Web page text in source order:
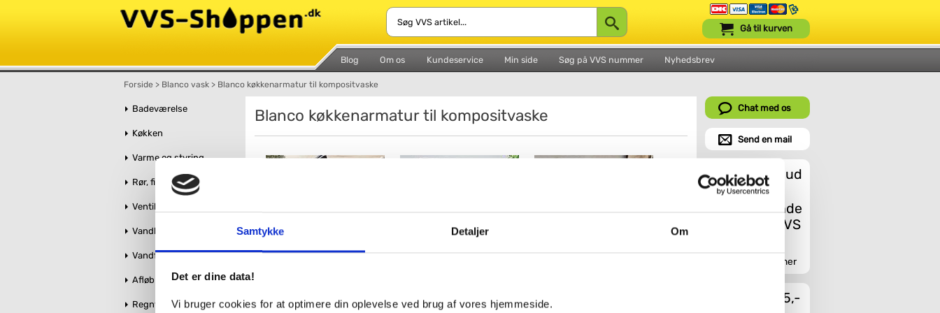
Samtykke Detaljer Om
Det er dine data!
Vi bruger cookies for at optimere din oplevelse ved brug af vores hjemmeside.
Blog Om os Kundeservice Min side Søg på VVS nummer Nyhedsbrev
Gå til kurven
Forside > Blanco vask > Blanco køkkenarmatur til kompositvaske
Badeværelse
Køkken
Varme og styring
Rør, fittings og tilbehør
Ventiler og stophaner
Vandbehandling
Vandforsyning
Afløb og kloak
Regnvandshåndtering
Blanco køkkenarmatur til kompositvaske
Sort Antracit Vulkangrå
Chat med os
Send en mail
Et godt tilbud
Indhent tilbud her
Fragt fra 45,-